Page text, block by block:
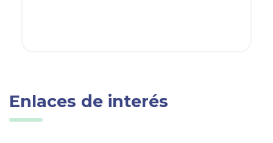
Enlaces de interés